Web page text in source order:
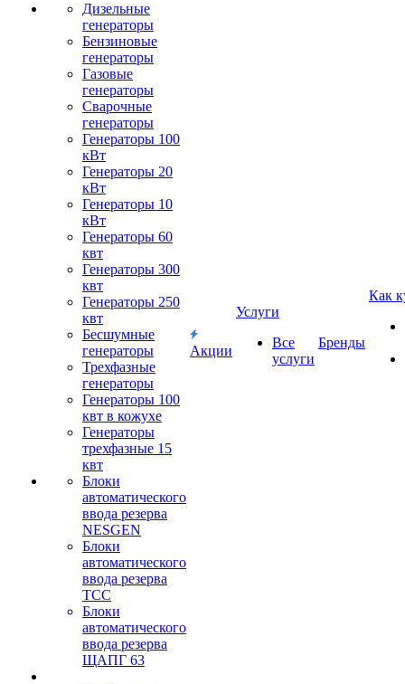
Дизельные
генераторы
Бензиновые
генераторы
Газовые
генераторы
Сварочные
генераторы
Генераторы 100
кВт
Генераторы 20
кВт
Генераторы 10
кВт
Генераторы 60
квт
Генераторы 300
квт
Генераторы 250
квт
Бесшумные
генераторы
Трехфазные
генераторы
Генераторы 100
квт в кожухе
Генераторы
трехфазные 15
квт
Блоки
автоматического
ввода резерва
NESGEN
Блоки
автоматического
ввода резерва
ТСС
Блоки
автоматического
ввода резерва
ЩАПГ 63
Акции
Услуги
Все
услуги
Бренды
Как